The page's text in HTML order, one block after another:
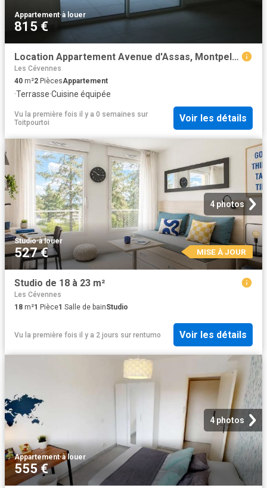
Appartement·à louer
815 €
Location Appartement Avenue d'Assas, Montpellier
Les Cévennes
40 m²2 PiècesAppartement
·Terrasse·Cuisine équipée
Vu la première fois il y a 0 semaines sur
Toitpourtoi
Voir les détails
4 photos
Studio·à louer
527 € MISE À JOUR
Studio de 18 à 23 m²
Les Cévennes
18 m²1 Pièce1 Salle de bainStudio
Vu la première fois il y a 2 jours sur rentumo Voir les détails
4 photos
Appartement·à louer
555 €